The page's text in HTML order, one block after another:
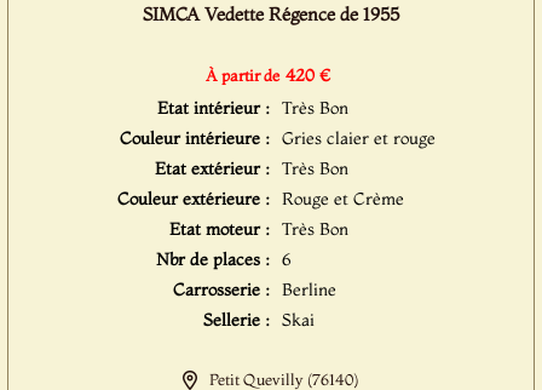
SIMCA Vedette Régence de 1955
À partir de 420 €
Etat intérieur : Très Bon
Couleur intérieure : Gries claier et rouge
Etat extérieur : Très Bon
Couleur extérieure : Rouge et Crème
Etat moteur : Très Bon
Nbr de places : 6
Carrosserie : Berline
Sellerie : Skai
Petit Quevilly (76140)